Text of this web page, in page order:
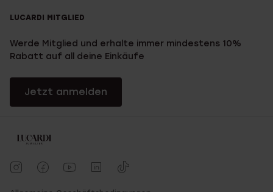
LUCARDI MITGLIED
Werde Mitglied und erhalte immer mindestens 10%
Rabatt auf all deine Einkäufe
Jetzt anmelden